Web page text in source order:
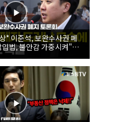
* 이준석, 보완수사권 폐
법, 불안감 가중시켜"｜
완수사권 폐지 토론회